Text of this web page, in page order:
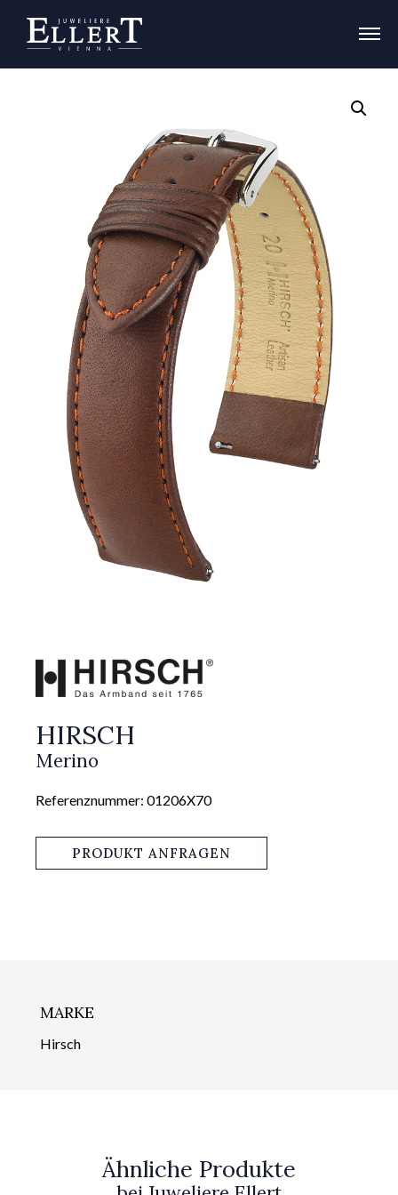
HIRSCH
Merino
Referenznummer: 01206X70
PRODUKT ANFRAGEN
MARKE
Hirsch
Ähnliche Produkte